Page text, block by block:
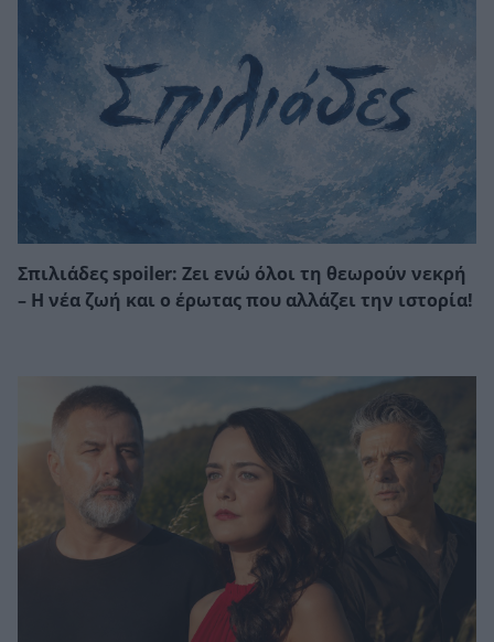
Σπιλιάδες spoiler: Ζει ενώ όλοι τη θεωρούν νεκρή
– Η νέα ζωή και ο έρωτας που αλλάζει την ιστορία!